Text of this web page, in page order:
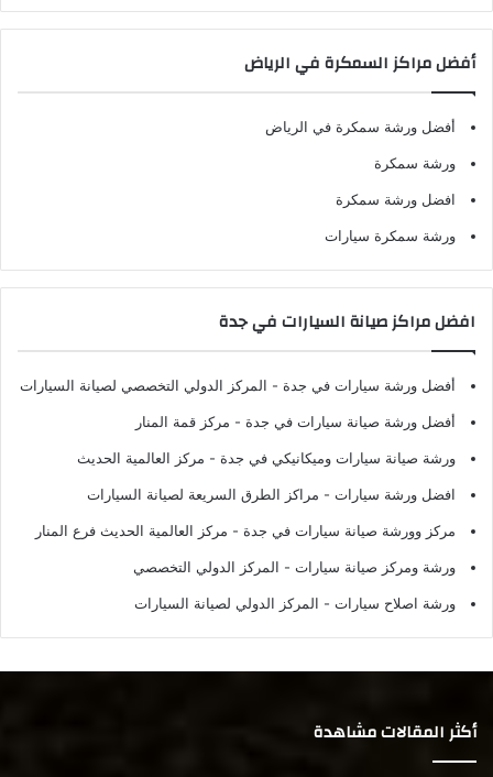
أفضل مراكز السمكرة في الرياض
أفضل ورشة سمكرة في الرياض
ورشة سمكرة
افضل ورشة سمكرة
ورشة سمكرة سيارات
افضل مراكز صيانة السيارات في جدة
أفضل ورشة سيارات في جدة - المركز الدولي التخصصي لصيانة السيارات
أفضل ورشة صيانة سيارات في جدة - مركز قمة المنار
ورشة صيانة سيارات وميكانيكي في جدة - مركز العالمية الحديث
افضل ورشة سيارات - مراكز الطرق السريعة لصيانة السيارات
مركز وورشة صيانة سيارات في جدة - مركز العالمية الحديث فرع المنار
ورشة ومركز صيانة سيارات - المركز الدولي التخصصي
ورشة اصلاح سيارات - المركز الدولي لصيانة السيارات
أكثر المقالات مشاهدة